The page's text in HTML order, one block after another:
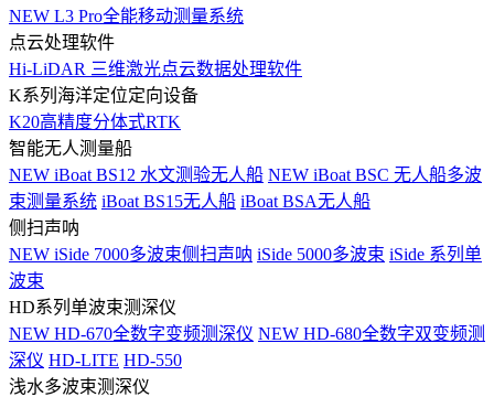
NEW L3 Pro全能移动测量系统
点云处理软件
Hi-LiDAR 三维激光点云数据处理软件
K系列海洋定位定向设备
K20高精度分体式RTK
智能无人测量船
NEW iBoat BS12 水文测验无人船 NEW iBoat BSC 无人船多波
束测量系统 iBoat BS15无人船 iBoat BSA无人船
侧扫声呐
NEW iSide 7000多波束侧扫声呐 iSide 5000多波束 iSide 系列单
波束
HD系列单波束测深仪
NEW HD-670全数字变频测深仪 NEW HD-680全数字双变频测
深仪 HD-LITE HD-550
浅水多波束测深仪